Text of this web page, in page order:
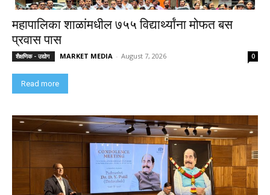
महापालिका शाळांमधील ७५५ विद्यार्थ्यांना मोफत बस
प्रवास पास
शैक्षणिक - उद्योग MARKET MEDIA - August 7, 2026 0
Read more